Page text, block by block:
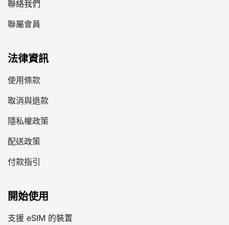
聯絡我們
聯屬會員
法律資訊
使用條款
取消與退款
隱私權政策
配送政策
付款指引
開始使用
支援 eSIM 的裝置